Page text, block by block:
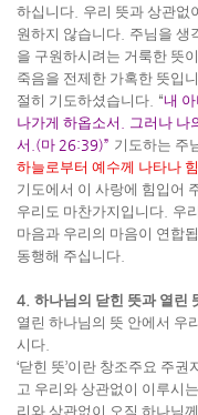
하십니다 우리 뜻과 상관없
원하지 않습니다 주님을 생
을 구원하시려는 거룩한 뜻
죽음을 전제한 가혹한 뜻입
절히 기도하셨습니다 . “내
나가게 하옵소서
그러나 나
서 .(마 26:39)” 기도하는 주
하늘로부터 예수께 나타나
기도에서 이 사랑에 힘입어
우리도 마찬가지입니다 우
마음과 우리의 마음이 연합
동행해 주십니다
4. 하나님의 닫힌 뜻과 열린
열린 하나님의 뜻 안에서 우
시다
‘닫힌 뜻’이란 창조주요 주권
고 우리와 상관없이 이루시
리와 상관없이 오직 하나님